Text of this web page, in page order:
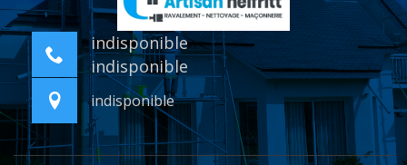
indisponible
indisponible
indisponible